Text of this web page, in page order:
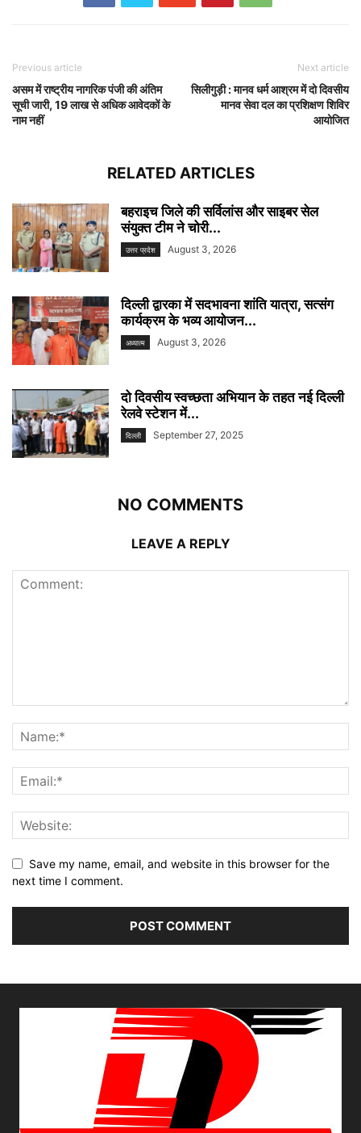
Previous article
असम में राष्ट्रीय नागरिक पंजी की अंतिम
सूची जारी, 19 लाख से अधिक आवेदकों के
नाम नहीं
Next article
सिलीगुड़ी : मानव धर्म आश्रम में दो दिवसीय
मानव सेवा दल का प्रशिक्षण शिविर
आयोजित
RELATED ARTICLES
बहराइच जिले की सर्विलांस और साइबर सेल
संयुक्त टीम ने चोरी...
उत्तर प्रदेश August 3, 2026
दिल्ली द्वारका में सदभावना शांति यात्रा, सत्संग
कार्यक्रम के भव्य आयोजन...
अध्यात्म August 3, 2026
दो दिवसीय स्वच्छता अभियान के तहत नई दिल्ली
रेलवे स्टेशन में...
दिल्ली September 27, 2025
NO COMMENTS
LEAVE A REPLY
Save my name, email, and website in this browser for the
next time I comment.